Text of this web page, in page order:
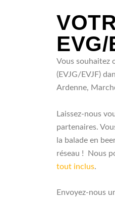
EVG/
Vous souhaitez
(EVJG/EVJF)
Ardenne,
Laissez-nous
partenaires.
la balade en
réseau ! Nous
tout inclus.
Envoyez-nous